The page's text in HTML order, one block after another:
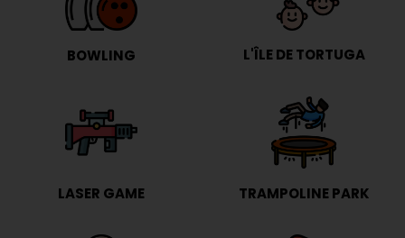
BOWLING L'ÎLE DE TORTUGA
LASER GAME TRAMPOLINE PARK